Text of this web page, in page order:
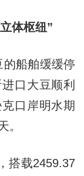
体枢纽”
船舶缓缓停
口大豆顺利
口岸明水期
。
搭载2459.37